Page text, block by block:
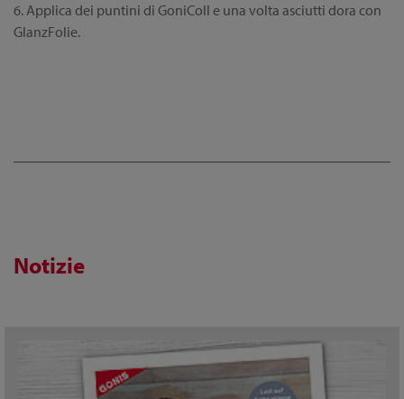
6. Applica dei puntini di GoniColl e una volta asciutti dora con
GlanzFolie.
Notizie